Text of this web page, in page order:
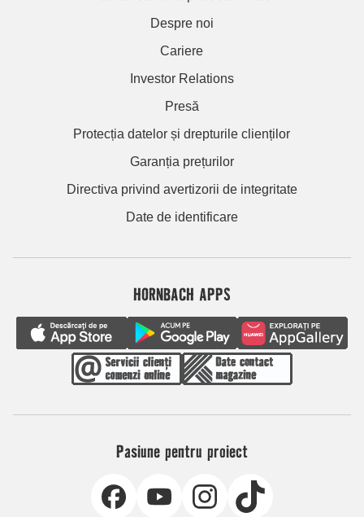
Despre noi
Cariere
Investor Relations
Presă
Protecția datelor și drepturile clienților
Garanția prețurilor
Directiva privind avertizorii de integritate
Date de identificare
HORNBACH APPS
Pasiune pentru proiect